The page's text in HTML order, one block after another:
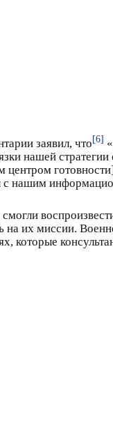
заявил, что[6]
нашей
с нашим
на их миссии.
которые